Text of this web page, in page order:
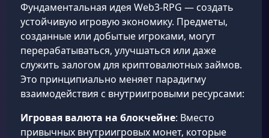
Фундаментальная идея Web3-RPG — создать
устойчивую игровую экономику. Предметы,
созданные или добытые игроками, могут
перерабатываться, улучшаться или даже
служить залогом для криптовалютных займов.
Это принципиально меняет парадигму
взаимодействия с внутриигровыми ресурсами:
Игровая валюта на блокчейне: Вместо
привычных внутриигровых монет, которые